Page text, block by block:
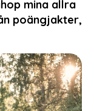
mina allra
poängjakter,